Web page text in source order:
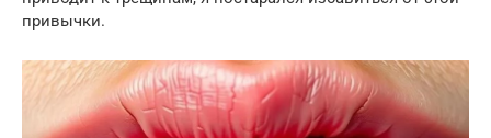
привычки.